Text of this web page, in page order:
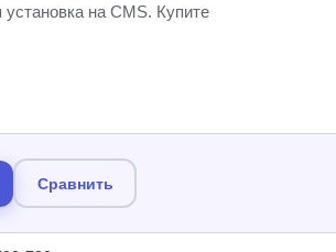
на CMS. Купите
Сравнить